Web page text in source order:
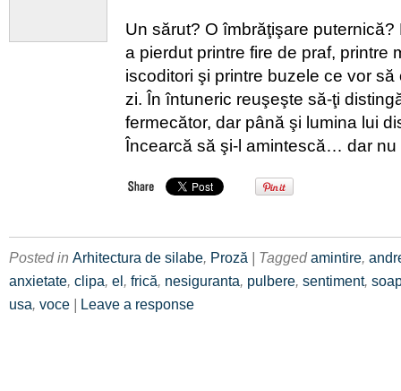
Un sărut? O îmbrăţişare
a pierdut printre fire de praf, printre
iscoditori şi printre buzele ce vor
zi. În întuneric reuşeşte să-ţi
fermecător, dar până şi lumina lui
Încearcă să şi-l amintescă… dar
Posted in Arhitectura de silabe, Proză | Taggedamintire,
anxietate, clipa, el, frică, nesiguranta, pulbere, sentiment,
usa, voce | Leave a response